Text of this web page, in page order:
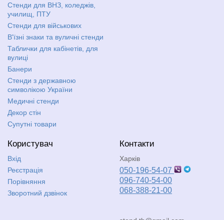
Стенди для ВНЗ, коледжів,
училищ, ПТУ
Стенди для військових
В'їзні знаки та вуличні стенди
Таблички для кабінетів, для
вулиці
Банери
Стенди з державною
символікою України
Медичні стенди
Декор стін
Супутні товари
Користувач
Вхід
Реєстрація
Порівняння
Зворотний дзвінок
Контакти
Харків
050-196-54-07
096-740-54-00
068-388-21-00